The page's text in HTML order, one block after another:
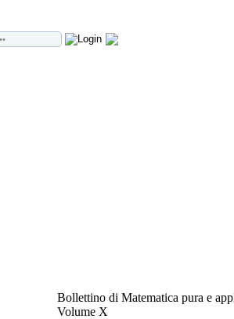
Bollettino di Matematica pura e
Volume X